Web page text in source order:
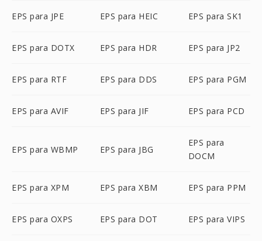
EPS para JPE EPS para HEIC EPS para SK1
EPS para DOTX EPS para HDR EPS para JP2
EPS para RTF EPS para DDS EPS para PGM
EPS para AVIF EPS para JIF EPS para PCD
EPS para WBMP EPS para JBG
EPS para
DOCM
EPS para XPM EPS para XBM EPS para PPM
EPS para OXPS EPS para DOT EPS para VIPS